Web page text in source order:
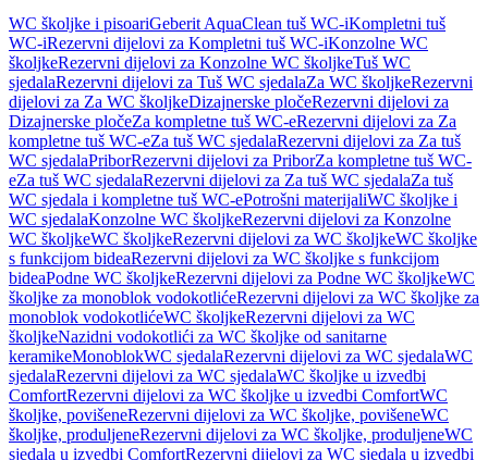
WC školjke i pisoariGeberit AquaClean tuš WC-iKompletni tuš
WC-iRezervni dijelovi za Kompletni tuš WC-iKonzolne WC
školjkeRezervni dijelovi za Konzolne WC školjkeTuš WC
sjedalaRezervni dijelovi za Tuš WC sjedalaZa WC školjkeRezervni
dijelovi za Za WC školjkeDizajnerske pločeRezervni dijelovi za
Dizajnerske pločeZa kompletne tuš WC-eRezervni dijelovi za Za
kompletne tuš WC-eZa tuš WC sjedalaRezervni dijelovi za Za tuš
WC sjedalaPriborRezervni dijelovi za PriborZa kompletne tuš WC-
eZa tuš WC sjedalaRezervni dijelovi za Za tuš WC sjedalaZa tuš
WC sjedala i kompletne tuš WC-ePotrošni materijaliWC školjke i
WC sjedalaKonzolne WC školjkeRezervni dijelovi za Konzolne
WC školjkeWC školjkeRezervni dijelovi za WC školjkeWC školjke
s funkcijom bideaRezervni dijelovi za WC školjke s funkcijom
bideaPodne WC školjkeRezervni dijelovi za Podne WC školjkeWC
školjke za monoblok vodokotlićeRezervni dijelovi za WC školjke za
monoblok vodokotlićeWC školjkeRezervni dijelovi za WC
školjkeNazidni vodokotlići za WC školjke od sanitarne
keramikeMonoblokWC sjedalaRezervni dijelovi za WC sjedalaWC
sjedalaRezervni dijelovi za WC sjedalaWC školjke u izvedbi
ComfortRezervni dijelovi za WC školjke u izvedbi ComfortWC
školjke, povišeneRezervni dijelovi za WC školjke, povišeneWC
školjke, produljeneRezervni dijelovi za WC školjke, produljeneWC
sjedala u izvedbi ComfortRezervni dijelovi za WC sjedala u izvedbi